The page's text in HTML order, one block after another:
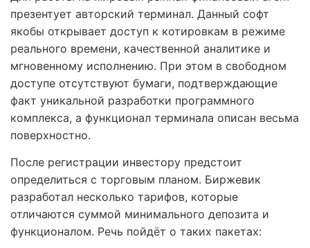
презентует авторский терминал. Данный софт
якобы открывает доступ к котировкам в режиме
реального времени, качественной аналитике и
мгновенному исполнению. При этом в свободном
доступе отсутствуют бумаги, подтверждающие
факт уникальной разработки программного
комплекса, а функционал терминала описан весьма
поверхностно.
После регистрации инвестору предстоит
определиться с торговым планом. Биржевик
разработал несколько тарифов, которые
отличаются суммой минимального депозита и
функционалом. Речь пойдёт о таких пакетах: